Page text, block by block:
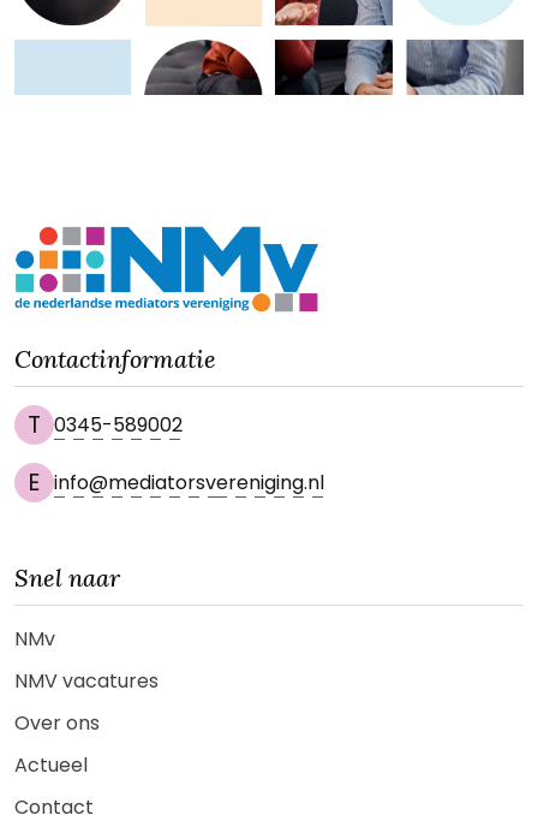
Contactinformatie
T 0345-589002
E info@mediatorsvereniging.nl
Snel naar
NMv
NMV vacatures
Over ons
Actueel
Contact